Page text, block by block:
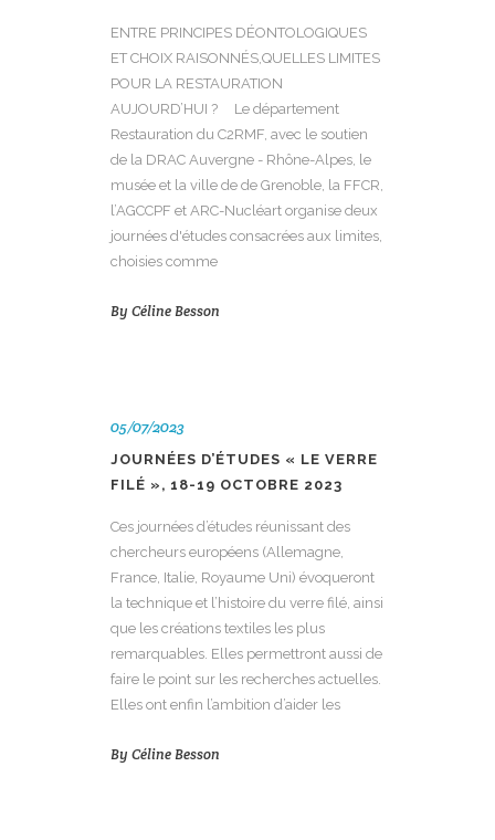
ENTRE PRINCIPES DÉONTOLOGIQUES
ET CHOIX RAISONNÉS,QUELLES LIMITES
POUR LA RESTAURATION
AUJOURD’HUI ? Le département
Restauration du C2RMF, avec le soutien
de la DRAC Auvergne - Rhône-Alpes, le
musée et la ville de de Grenoble, la FFCR,
l’AGCCPF et ARC-Nucléart organise deux
journées d'études consacrées aux limites,
choisies comme
By Céline Besson
05/07/2023
JOURNÉES D’ÉTUDES « LE VERRE
FILÉ », 18-19 OCTOBRE 2023
Ces journées d’études réunissant des
chercheurs européens (Allemagne,
France, Italie, Royaume Uni) évoqueront
la technique et l’histoire du verre filé, ainsi
que les créations textiles les plus
remarquables. Elles permettront aussi de
faire le point sur les recherches actuelles.
Elles ont enfin l’ambition d’aider les
By Céline Besson